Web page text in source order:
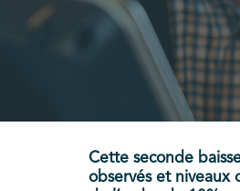
Cette seconde
observés et niveaux